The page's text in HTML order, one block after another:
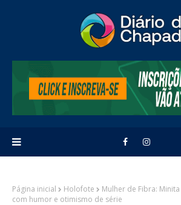
Página inicial Holofote
Mulher de Fibra:
com humor e otimismo de série